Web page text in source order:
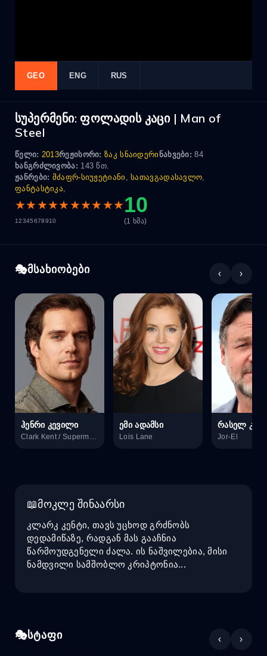
GEO ENG RUS
სუპერმენი: ფოლადის კაცი | Man of
Steel
წელი: 2013რეჟისორი: ზაკ სნაიდერინახვები: 84
ხანგრძლივობა: 143 წთ.
ჟანრები: მძაფრ-სიუჟეტიანი ,სათავგადასავლო,
ფანტასტიკა,
★★★★★★★★★★
12345678910
10
(1 ხმა)
მსახიობები ‹ ›
ჰენრი კევილი
Clark Kent / Superman / Kal-El
ემი ადამსი
Lois Lane
რასელ
Jor-El
მოკლე შინაარსი
კლარკ კენტი, თავს უცხოდ გრძნობს
დედამიწაზე, რადგან მას გააჩნია
წარმოუდგენელი ძალა. ის ნაშვილებია, მისი
ნამდვილი სამშობლო კრიპტონია...
სტაფი ‹ ›